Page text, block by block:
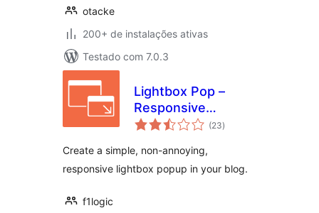
otacke
200+ de instalações ativas
Testado com 7.0.3
Lightbox Pop –
Responsive
Lightbox
(23total
de
)
Create a simple, non-annoying,
responsive lightbox popup in your blog.
f1logic